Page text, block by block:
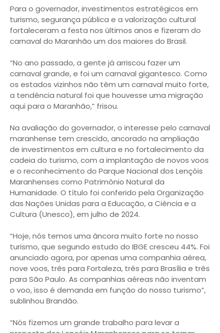
Para o governador, investimentos estratégicos em
turismo, segurança pública e a valorização cultural
fortaleceram a festa nos últimos anos e fizeram do
carnaval do Maranhão um dos maiores do Brasil.
“No ano passado, a gente já arriscou fazer um
carnaval grande, e foi um carnaval gigantesco. Como
os estados vizinhos não têm um carnaval muito forte,
a tendência natural foi que houvesse uma migração
aqui para o Maranhão,” frisou.
Na avaliação do governador, o interesse pelo carnaval
maranhense tem crescido, ancorado na ampliação
de investimentos em cultura e no fortalecimento da
cadeia do turismo, com a implantação de novos voos
e o reconhecimento do Parque Nacional dos Lençóis
Maranhenses como Patrimônio Natural da
Humanidade. O título foi conferido pela Organização
das Nações Unidas para a Educação, a Ciência e a
Cultura (Unesco), em julho de 2024.
“Hoje, nós temos uma âncora muito forte no nosso
turismo, que segundo estudo do IBGE cresceu 44%. Foi
anunciado agora, por apenas uma companhia aérea,
nove voos, três para Fortaleza, três para Brasília e três
para São Paulo. As companhias aéreas não inventam
o voo, isso é demanda em função do nosso turismo”,
sublinhou Brandão.
“Nós fizemos um grande trabalho para levar a